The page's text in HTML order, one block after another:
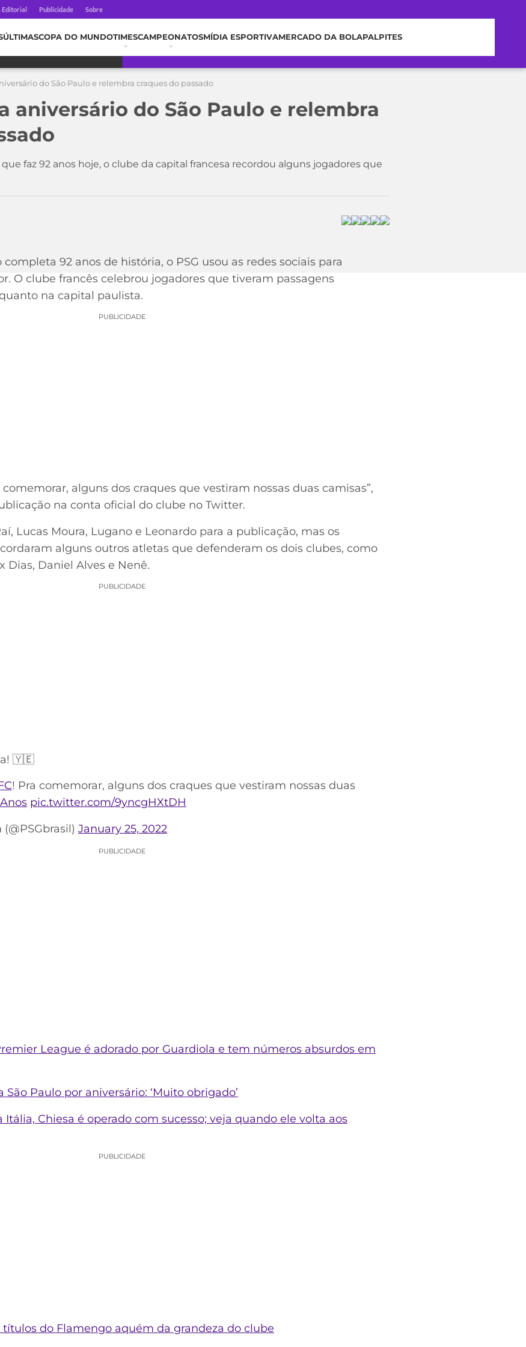
Editorial Publicidade Sobre
ÚLTIMASCOPA DO MUNDOTIMESCAMPEONATOSMÍDIA ESPORTIVAMERCADO DA BOLAPALPITES
do São Paulo e relembra craques do passado
aniversário do São Paulo e relembra
faz 92 anos hoje, o clube da capital francesa recordou alguns jogadores que
92 anos de história, o PSG usou as redes sociais para
O clube francês celebrou jogadores que tiveram passagens
na capital paulista.
PUBLICIDADE
comemorar, alguns dos craques que vestiram nossas duas camisas”,
na conta oficial do clube no Twitter.
Lucas Moura, Lugano e Leonardo para a publicação, mas os
alguns outros atletas que defenderam os dois clubes, como
Dias, Daniel Alves e Nenê.
PUBLICIDADE
🇾🇪
! Pra comemorar, alguns dos craques que vestiram nossas duas
pic.twitter.com/9yncgHXtDH
January 25, 2022
PUBLICIDADE
League é adorado por Guardiola e tem números absurdos em
Paulo por aniversário: ‘Muito obrigado’
Chiesa é operado com sucesso; veja quando ele volta aos
PUBLICIDADE
títulos do Flamengo aquém da grandeza do clube